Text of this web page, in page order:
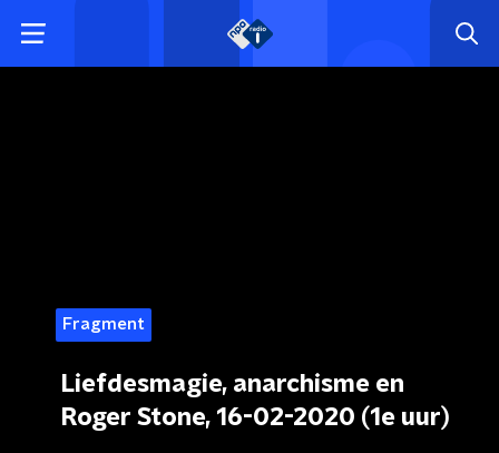
Fragment
Liefdesmagie, anarchisme en
Roger Stone, 16-02-2020 (1e uur)